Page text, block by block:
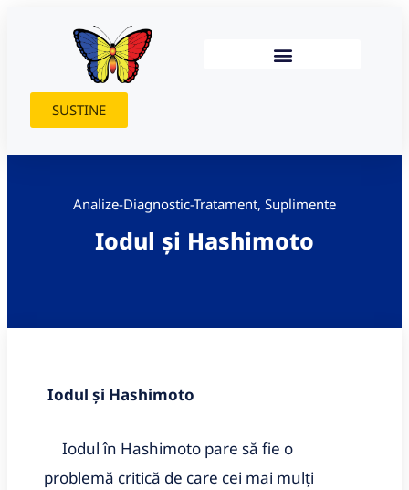
SUSTINE
Analize-Diagnostic-Tratament, Suplimente
Iodul și Hashimoto
Iodul și Hashimoto
Iodul în Hashimoto pare să fie o
problemă critică de care cei mai mulți